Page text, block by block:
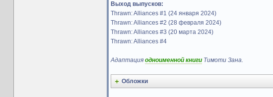
Выход выпусков:
Thrawn: Alliances #1 (24 января 2024)
Thrawn: Alliances #2 (28 февраля 2024)
Thrawn: Alliances #3 (20 марта 2024)
Thrawn: Alliances #4
Адаптация одноименной книгиТимоти Зана.
Обложки